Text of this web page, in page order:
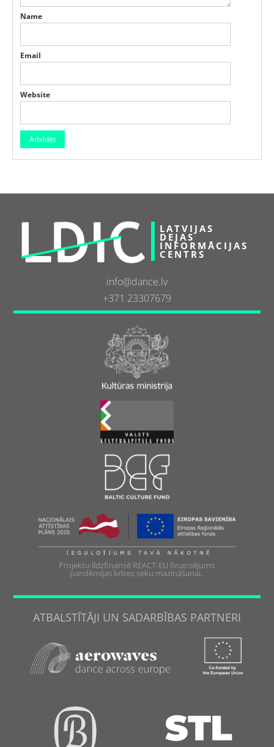
Name
Email
Website
LATVIJAS
DEJAS
INFORMĀCIJAS
CENTRS
info@dance.lv
+371 23307679
Projektu līdzfinansē REACT-EU finansējums
pandēmijas krīzes seku mazināšanai.
ATBALSTĪTĀJI UN SADARBĪBAS PARTNERI